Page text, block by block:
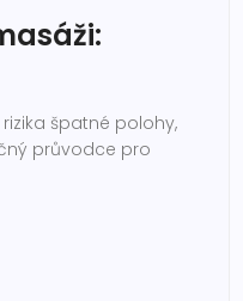
špatné polohy,
průvodce pro